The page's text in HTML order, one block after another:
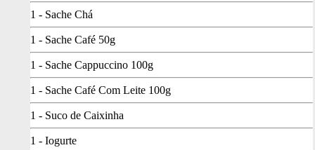
1 - Sache Chá
1 - Sache Café 50g
1 - Sache Cappuccino 100g
1 - Sache Café Com Leite 100g
1 - Suco de Caixinha
1 - Iogurte